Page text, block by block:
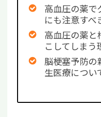
高血圧の薬で
にも注意すべ
高血圧の薬と
こしてしまう
脳梗塞予防の
生医療につい